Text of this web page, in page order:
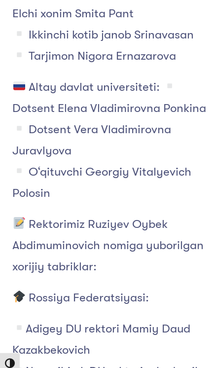
Toggle High Contrast
Elchi xonim Smita Pant
Ikkinchi kotib janob Srinavasan
Tarjimon Nigora Ernazarova
Altay davlat universiteti:
Dotsent Elena Vladimirovna Ponkina
Dotsent Vera Vladimirovna
Juravlyova
O‘qituvchi Georgiy Vitalyevich
Polosin
Rektorimiz Ruziyev Oybek
Abdimuminovich nomiga yuborilgan
xorijiy tabriklar:
Rossiya Federatsiyasi:
Adigey DU rektori Mamiy Daud
Kazakbekovich